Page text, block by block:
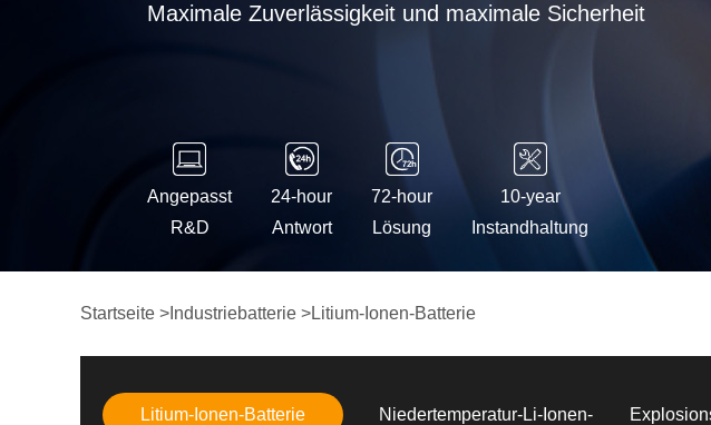
Maximale Zuverlässigkeit und maximale Sicherheit
Angepasst
R&D
24-hour
Antwort
72-hour
Lösung
10-year
Instandhaltung
Startseite > Industriebatterie >Litium-Ionen-Batterie
Litium-Ionen-Batterie Niedertemperatur-Li-Ionen-